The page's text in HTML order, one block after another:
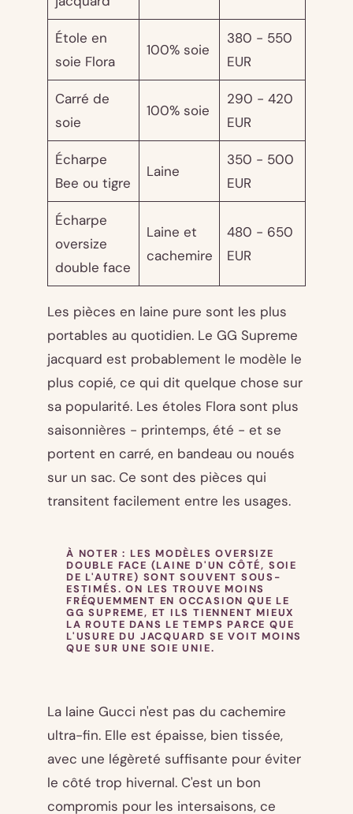
Étole en
soie Flora
100% soie
380 - 550
EUR
Carré de
soie
100% soie
290 - 420
EUR
Écharpe
Bee ou tigre
Laine
350 - 500
EUR
Écharpe
oversize
double face
Laine et
cachemire
480 - 650
EUR
Les pièces en laine pure sont les plus
portables au quotidien. Le GG Supreme
jacquard est probablement le modèle le
plus copié, ce qui dit quelque chose sur
sa popularité. Les étoles Flora sont plus
saisonnières - printemps, été - et se
portent en carré, en bandeau ou noués
sur un sac. Ce sont des pièces qui
transitent facilement entre les usages.
À NOTER : LES MODÈLES OVERSIZE
DOUBLE FACE (LAINE D'UN CÔTÉ, SOIE
DE L'AUTRE) SONT SOUVENT SOUS-
ESTIMÉS. ON LES TROUVE MOINS
FRÉQUEMMENT EN OCCASION QUE LE
GG SUPREME, ET ILS TIENNENT MIEUX
LA ROUTE DANS LE TEMPS PARCE QUE
L'USURE DU JACQUARD SE VOIT MOINS
QUE SUR UNE SOIE UNIE.
La laine Gucci n'est pas du cachemire
ultra-fin. Elle est épaisse, bien tissée,
avec une légèreté suffisante pour éviter
le côté trop hivernal. C'est un bon
compromis pour les intersaisons, ce